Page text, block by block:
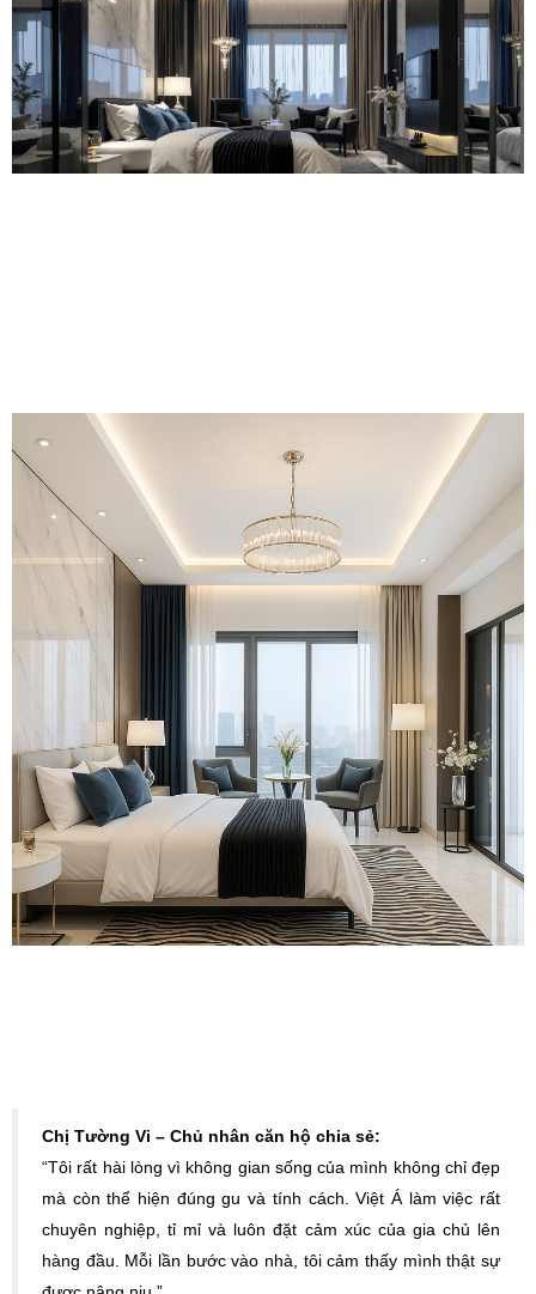
Chị Tường Vi – Chủ nhân căn hộ chia sẻ:
“Tôi rất hài lòng vì không gian sống của mình không chỉ đẹp
mà còn thể hiện đúng gu và tính cách. Việt Á làm việc rất
chuyên nghiệp, tỉ mỉ và luôn đặt cảm xúc của gia chủ lên
hàng đầu. Mỗi lần bước vào nhà, tôi cảm thấy mình thật sự